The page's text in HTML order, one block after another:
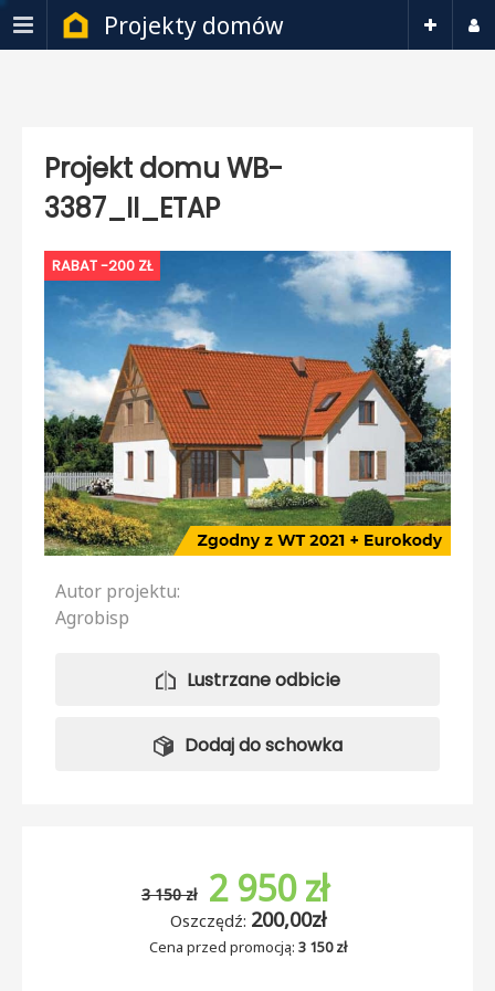
Projekty domów
Projekt domu WB-
3387_II_ETAP
RABAT -200 ZŁ
Autor projektu:
Agrobisp
Lustrzane odbicie
Dodaj do schowka
3 150 zł 2 950 zł
Oszczędź: 200,00zł
Cena przed promocją: 3 150 zł